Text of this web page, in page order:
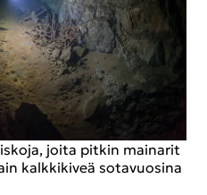
joita pit­kin mai­na­rit
kalk­ki­ki­veä so­ta­vuo­si­na